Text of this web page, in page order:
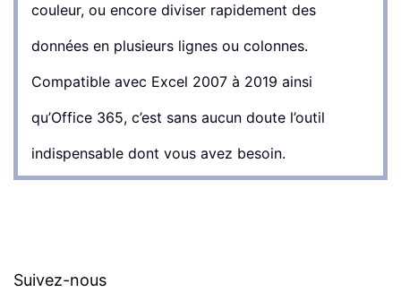
couleur, ou encore diviser rapidement des
données en plusieurs lignes ou colonnes.
Compatible avec Excel 2007 à 2019 ainsi
qu’Office 365, c’est sans aucun doute l’outil
indispensable dont vous avez besoin.
Suivez-nous